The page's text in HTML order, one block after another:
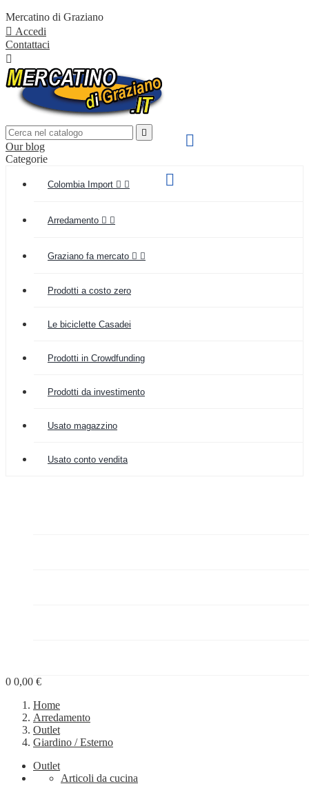
Mercatino di Graziano
 Accedi
Contattaci




Our blog
Categorie
Colombia Import  
Arredamento  
Graziano fa mercato  
Prodotti a costo zero
Le biciclette Casadei
Prodotti in Crowdfunding
Prodotti da investimento
Usato magazzino
Usato conto vendita
0 0,00 €
Home
Arredamento
Outlet
Giardino / Esterno
Outlet
Articoli da cucina